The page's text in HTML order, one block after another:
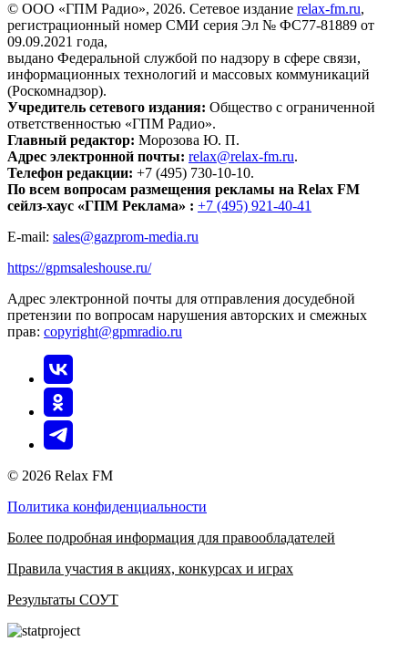
© ООО «ГПМ Радио», 2026. Сетевое издание relax-fm.ru,
регистрационный номер СМИ серия Эл № ФС77-81889 от
09.09.2021 года,
выдано Федеральной службой по надзору в сфере связи,
информационных технологий и массовых коммуникаций
(Роскомнадзор).
Учредитель сетевого издания: Общество с ограниченной
ответственностью «ГПМ Радио».
Главный редактор: Морозова Ю. П.
Адрес электронной почты: relax@relax-fm.ru.
Телефон редакции: +7 (495) 730-10-10.
По всем вопросам размещения рекламы на Relax FM
сейлз-хаус «ГПМ Реклама» : +7 (495) 921-40-41
E-mail: sales@gazprom-media.ru
https://gpmsaleshouse.ru/
Адрес электронной почты для отправления досудебной
претензии по вопросам нарушения авторских и смежных
прав: copyright@gpmradio.ru
© 2026 Relax FM
Политика конфиденциальности
Более подробная информация для правообладателей
Правила участия в акциях, конкурсах и играх
Результаты СОУТ